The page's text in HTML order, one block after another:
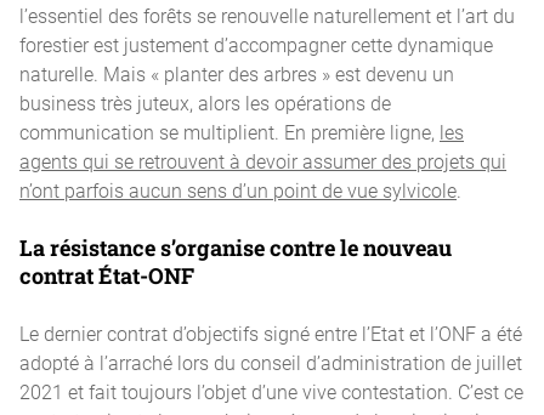
l’essentiel des forêts se renouvelle naturellement et l’art du
forestier est justement d’accompagner cette dynamique
naturelle. Mais « planter des arbres » est devenu un
business très juteux, alors les opérations de
communication se multiplient. En première ligne, les
agents qui se retrouvent à devoir assumer des projets qui
n’ont parfois aucun sens d’un point de vue sylvicole
La résistance s’organise contre le nouveau
contrat État-ONF
Le dernier contrat d’objectifs signé entre l’Etat et l’ONF a été
adopté à l’arraché lors du conseil d’administration de juillet
2021 et fait toujours l’objet d’une vive contestation. C’est ce